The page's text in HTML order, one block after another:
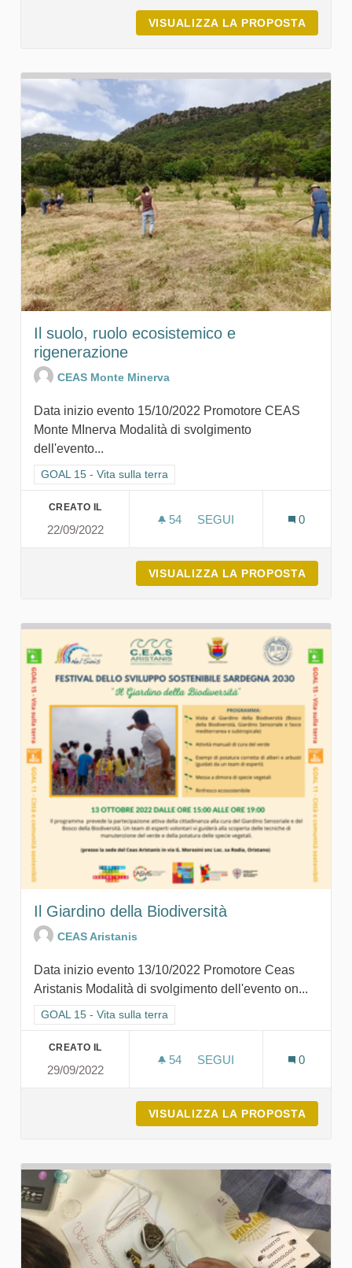
VISUALIZZA LA PROPOSTA
Il suolo, ruolo ecosistemico e
rigenerazione
CEAS Monte Minerva
Data inizio evento 15/10/2022 Promotore CEAS
Monte MInerva Modalità di svolgimento
dell'evento...
Filtra i risultati per categoria: GOAL 15 - Vita sulla terra
GOAL 15 - Vita sulla terra
CREATO IL
22/09/2022
54 54 SOSTENITORI
SEGUI
0
VISUALIZZA LA PROPOSTA
Il Giardino della Biodiversità
CEAS Aristanis
Data inizio evento 13/10/2022 Promotore Ceas
Aristanis Modalità di svolgimento dell'evento on...
Filtra i risultati per categoria: GOAL 15 - Vita sulla terra
GOAL 15 - Vita sulla terra
CREATO IL
29/09/2022
54 54 SOSTENITORI
SEGUI
0
VISUALIZZA LA PROPOSTA